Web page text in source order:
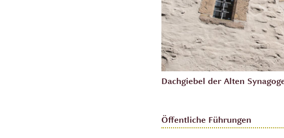
Dachgiebel der Alten
Öffentliche Führungen